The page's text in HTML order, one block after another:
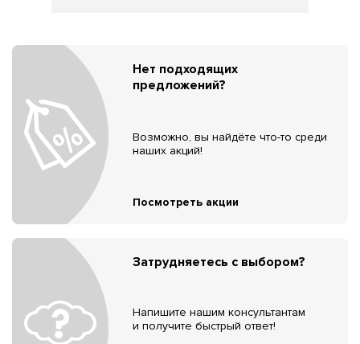
Нет подходящих
предложений?
Возможно, вы найдёте что-то среди
наших акций!
Посмотреть акции
Затрудняетесь с выбором?
Напишите нашим консультантам
и получите быстрый ответ!